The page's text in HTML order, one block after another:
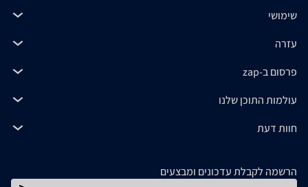
שימושי
עזרה
פרסום ב-zap
עולמות התוכן שלנו
חוות דעת
הרשמה לקבלת עדכונים ומבצעים